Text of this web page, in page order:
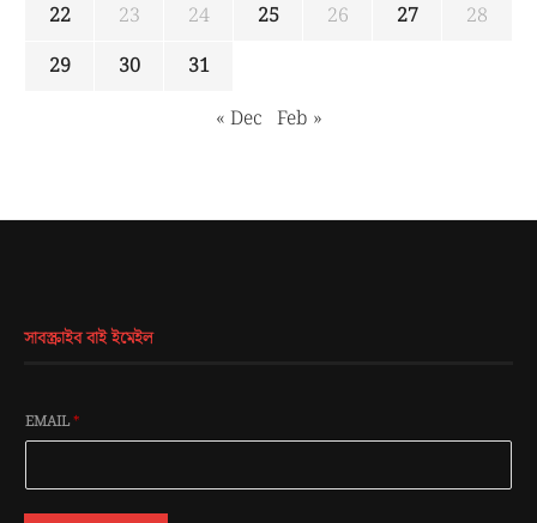
22
23 24 25 26 27
28
29
30
31
« Dec Feb »
সাবস্ক্রাইব বাই ইমেইল
EMAIL*